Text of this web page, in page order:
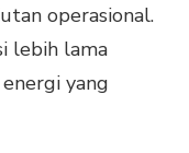
operasional.
lebih lama
yang